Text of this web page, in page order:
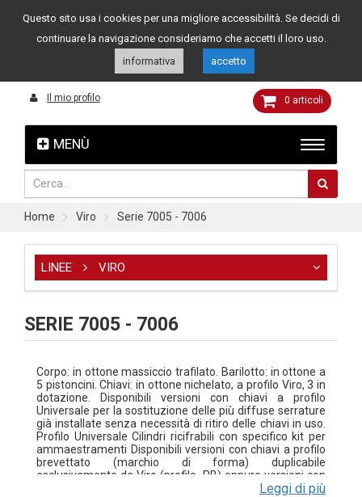
Assistenza clienti 049 8015108 349 4262144
MENÙ
Il mio profilo 0 articoli
Home Viro Serie 7005 - 7006
LINEE VIRO
SERIE 7005 - 7006
Corpo: in ottone massiccio trafilato. Barilotto: in ottone a
5 pistoncini. Chiavi: in ottone nichelato, a profilo Viro, 3 in
dotazione. Disponibili versioni con chiavi a profilo
Universale per la sostituzione delle più diffuse serrature
già installate senza necessità di ritiro delle chiavi in uso.
Profilo Universale Cilindri ricifrabili con specifico kit per
ammaestramenti Disponibili versioni con chiavi a profilo
brevettato (marchio di forma) duplicabile
esclusivamente da Viro (profilo .PB) oppure versioni con
chiave duplicabile esclusivamente presso i Centri
Leggi di più
Questo sito usa i cookies per una migliore accessibilità. Se decidi di
continuare la navigazione consideriamo che accetti il loro uso.
informativa
accetto